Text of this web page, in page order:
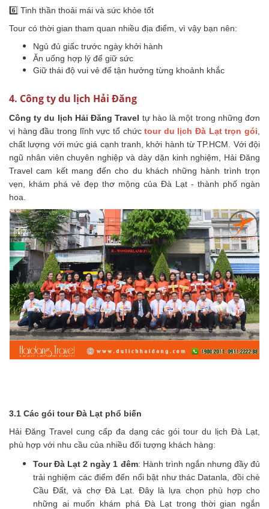
6️⃣ Tinh thần thoải mái và sức khỏe tốt
Tour có thời gian tham quan nhiều địa điểm, vì vậy bạn nên:
Ngủ đủ giấc trước ngày khởi hành
Ăn uống hợp lý để giữ sức
Giữ thái độ vui vẻ để tận hưởng từng khoảnh khắc
4. Công ty du lịch Hải Đăng
Công ty du lịch Hải Đăng Travel tự hào là một trong những đơn
vị hàng đầu trong lĩnh vực tổ chứctour du lịch Đà Lạt trọn gói
chất lượng với mức giá cạnh tranh, khởi hành từ TP.HCM. Với đội
ngũ nhân viên chuyên nghiệp và dày dặn kinh nghiệm, Hải Đăng
Travel cam kết mang đến cho du khách những hành trình trọn
vẹn, khám phá vẻ đẹp thơ mộng của Đà Lạt - thành phố ngàn
hoa.
3.1 Các gói tour Đà Lạt phổ biến
Hải Đăng Travel cung cấp đa dạng các gói tour du lịch Đà Lạt,
phù hợp với nhu cầu của nhiều đối tượng khách hàng:
Tour Đà Lạt 2 ngày 1 đêm: Hành trình ngắn nhưng đầy đủ
trải nghiệm các điểm đến nổi bật như thác Datanla, đồi chè
Cầu Đất, và chợ Đà Lạt. Đây là lựa chọn phù hợp cho
những ai muốn khám phá Đà Lạt trong thời gian ngắn